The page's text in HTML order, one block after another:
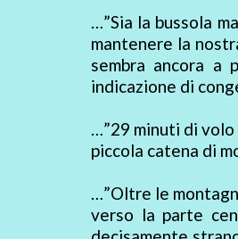
…”Sia la bussola
mantenere la
sembra ancora a
indicazione di
…”29 minuti di
piccola catena di
…”Oltre le
verso la parte